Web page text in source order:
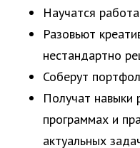
Научатся
Разовьют
нестандартно
Соберут
Получат навыки
программах и
актуальных